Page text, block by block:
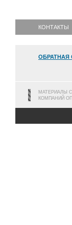
КОНТАКТЫ
ОБРАТНАЯ
МАТЕРИАЛЫ
КОМПАНИЙ